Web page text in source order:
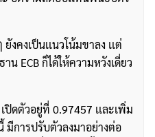
งคงเป็นเเนวโน้มขาลง เเต่
น ECB ก็ได้ให้ความหวังเดี่ยว
ปิดตัวอยู่ที่ 0.97457 เเละเพิ่ม
การปรับตัวลงมาอย่างต่อ